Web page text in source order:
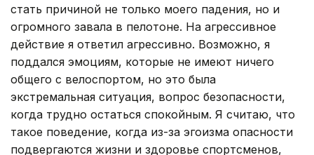
стать причиной не только моего падения, но и
огромного завала в пелотоне. На агрессивное
действие я ответил агрессивно. Возможно, я
поддался эмоциям, которые не имеют ничего
общего с велоспортом, но это была
экстремальная ситуация, вопрос безопасности,
когда трудно остаться спокойным. Я считаю, что
такое поведение, когда из-за эгоизма опасности
подвергаются жизни и здоровье спортсменов,